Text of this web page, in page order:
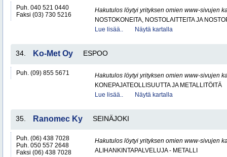
Puh. 040 521 0440
Faksi (03) 730 5216
Hakutulos löytyi yrityksen omien www-sivujen
NOSTOKONEITA, NOSTOLAITTEITA JA
Lue lisää..
Näytä kartalla
34. Ko-Met Oy ESPOO
Puh. (09) 855 5671
Hakutulos löytyi yrityksen omien www-sivujen
KONEPAJATEOLLISUUTTA JA METALLITÖITÄ
Lue lisää..
Näytä kartalla
35. Ranomec Ky SEINÄJOKI
Puh. (06) 438 7028
Puh. 050 557 2648
Faksi (06) 438 7028
Hakutulos löytyi yrityksen omien www-sivujen
ALIHANKINTAPALVELUJA - METALLI